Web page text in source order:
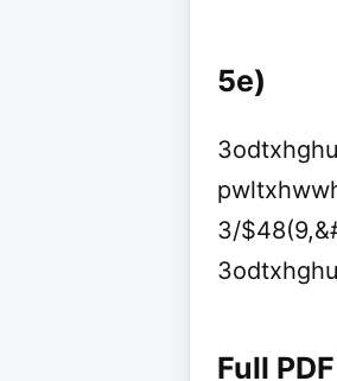
5e)
3/
Full